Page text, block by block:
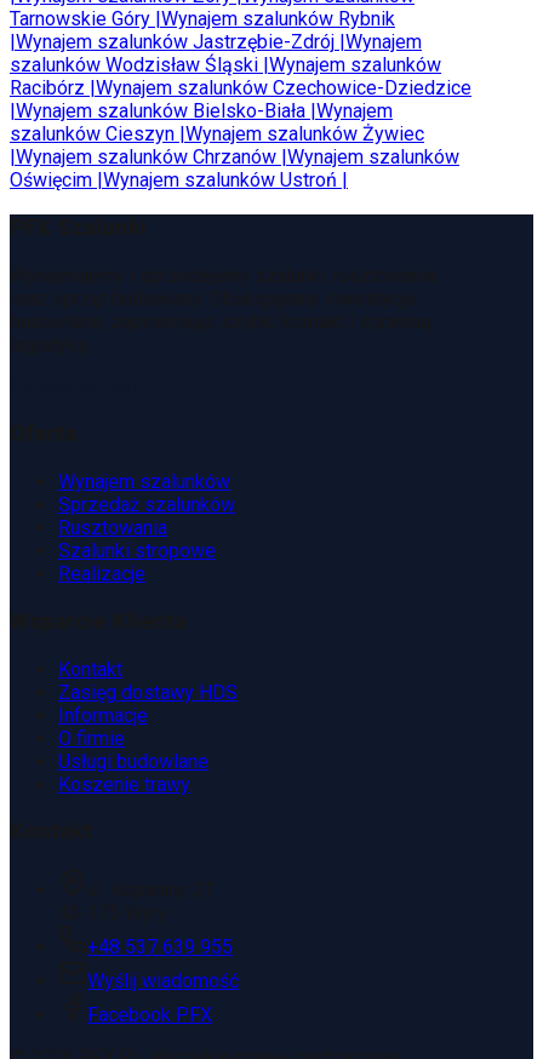
Tarnowskie Góry Wynajem szalunków Rybnik
Wynajem szalunków Jastrzębie-Zdrój Wynajem
szalunków Wodzisław Śląski Wynajem szalunków
Racibórz Wynajem szalunków Czechowice-Dziedzice
Wynajem szalunków Bielsko-Biała Wynajem
szalunków Cieszyn Wynajem szalunków Żywiec
Wynajem szalunków Chrzanów Wynajem szalunków
Oświęcim Wynajem szalunków Ustroń
Wynajem szalunków
Sprzedaż szalunków
Rusztowania
Szalunki stropowe
Realizacje
Kontakt
Zasięg dostawy HDS
Informacje
O firmie
Usługi budowlane
Koszenie trawy
+48 537 639 955
Wyślij wiadomość
Facebook PFX